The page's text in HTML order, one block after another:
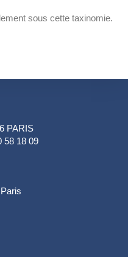
sous cette taxinomie.
PARIS
58 18 09